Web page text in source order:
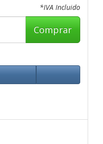
*IVA Incluido
Comprar